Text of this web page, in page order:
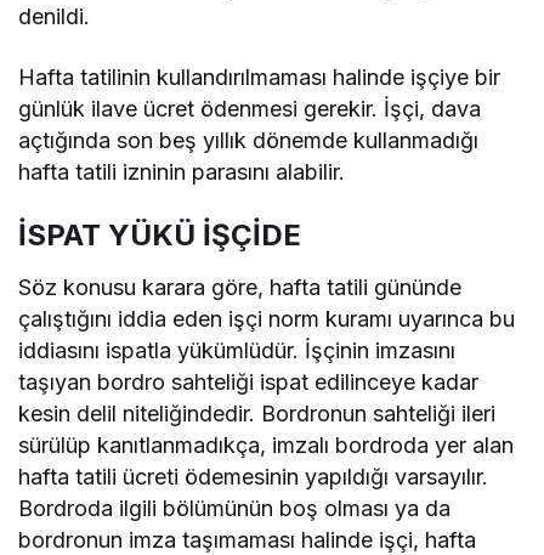
denildi.
Hafta tatilinin kullandırılmaması halinde işçiye bir
günlük ilave ücret ödenmesi gerekir. İşçi, dava
açtığında son beş yıllık dönemde kullanmadığı
hafta tatili izninin parasını alabilir.
İSPAT YÜKÜ İŞÇİDE
Söz konusu karara göre, hafta tatili gününde
çalıştığını iddia eden işçi norm kuramı uyarınca bu
iddiasını ispatla yükümlüdür. İşçinin imzasını
taşıyan bordro sahteliği ispat edilinceye kadar
kesin delil niteliğindedir. Bordronun sahteliği ileri
sürülüp kanıtlanmadıkça, imzalı bordroda yer alan
hafta tatili ücreti ödemesinin yapıldığı varsayılır.
Bordroda ilgili bölümünün boş olması ya da
bordronun imza taşımaması halinde işçi, hafta